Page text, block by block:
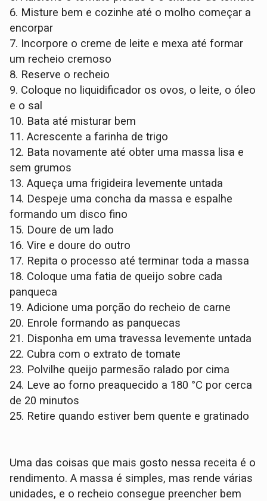
6. Misture bem e cozinhe até o molho começar a
encorpar
7. Incorpore o creme de leite e mexa até formar
um recheio cremoso
8. Reserve o recheio
9. Coloque no liquidificador os ovos, o leite, o óleo
e o sal
10. Bata até misturar bem
11. Acrescente a farinha de trigo
12. Bata novamente até obter uma massa lisa e
sem grumos
13. Aqueça uma frigideira levemente untada
14. Despeje uma concha da massa e espalhe
formando um disco fino
15. Doure de um lado
16. Vire e doure do outro
17. Repita o processo até terminar toda a massa
18. Coloque uma fatia de queijo sobre cada
panqueca
19. Adicione uma porção do recheio de carne
20. Enrole formando as panquecas
21. Disponha em uma travessa levemente untada
22. Cubra com o extrato de tomate
23. Polvilhe queijo parmesão ralado por cima
24. Leve ao forno preaquecido a 180 °C por cerca
de 20 minutos
25. Retire quando estiver bem quente e gratinado
Uma das coisas que mais gosto nessa receita é o
rendimento. A massa é simples, mas rende várias
unidades, e o recheio consegue preencher bem